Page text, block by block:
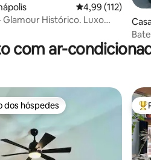
de 5, 241 avaliações4,99 de uma
4,99 (112)
Glamour Histórico. Luxo
com ar-
preferidos dos hóspedes
dos hóspedes